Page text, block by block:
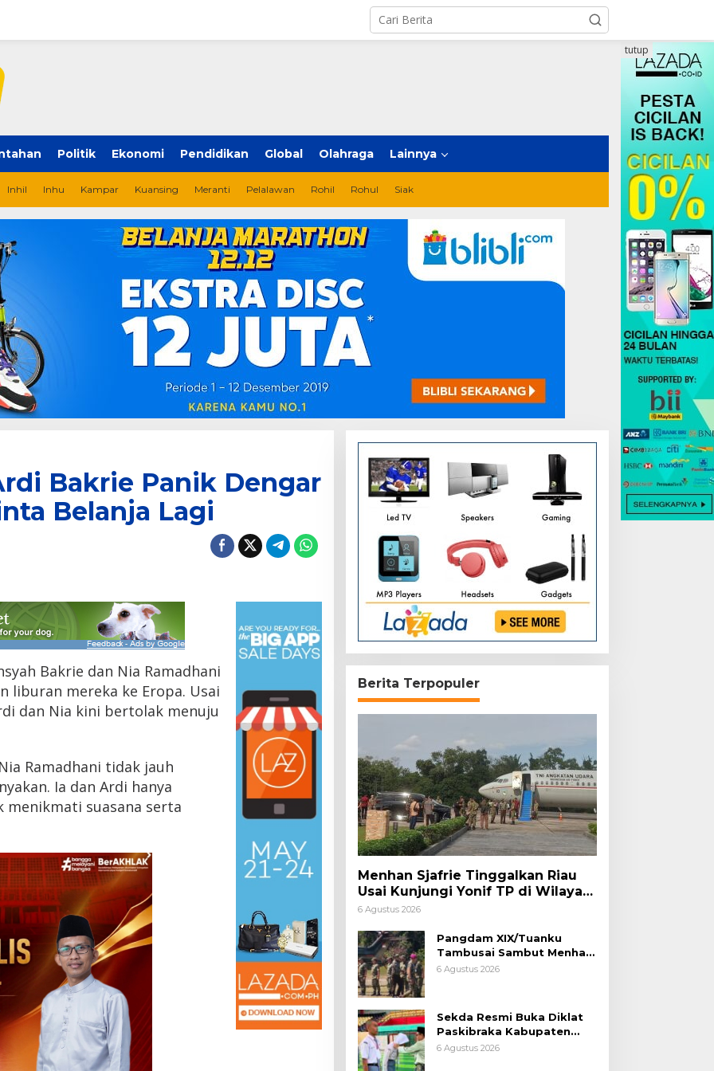
Politik Ekonomi Pendidikan Global Olahraga Lainnya
Inhil Inhu Kampar Kuansing Meranti Pelalawan Rohil Rohul Siak
tutup
Bakrie Panik Dengar
Belanja Lagi
Bakrie dan Nia Ramadhani
liburan mereka ke Eropa. Usai
dan Nia kini bertolak menuju
Ramadhani tidak jauh
Ia dan Ardi hanya
suasana serta
Berita Terpopuler
Menhan Sjafrie Tinggalkan Riau
Usai Kunjungi Yonif TP di Wilayah
Kodam XIX/Tuanku Tambusai
6 Agustus 2026
Pangdam XIX/Tuanku
Tambusai Sambut Menhan
Sjafrie di Pekanbaru, Ada
6 Agustus 2026
Sekda Resmi Buka Diklat
Paskibraka Kabupaten
Pelalawan Tahun 2026
6 Agustus 2026